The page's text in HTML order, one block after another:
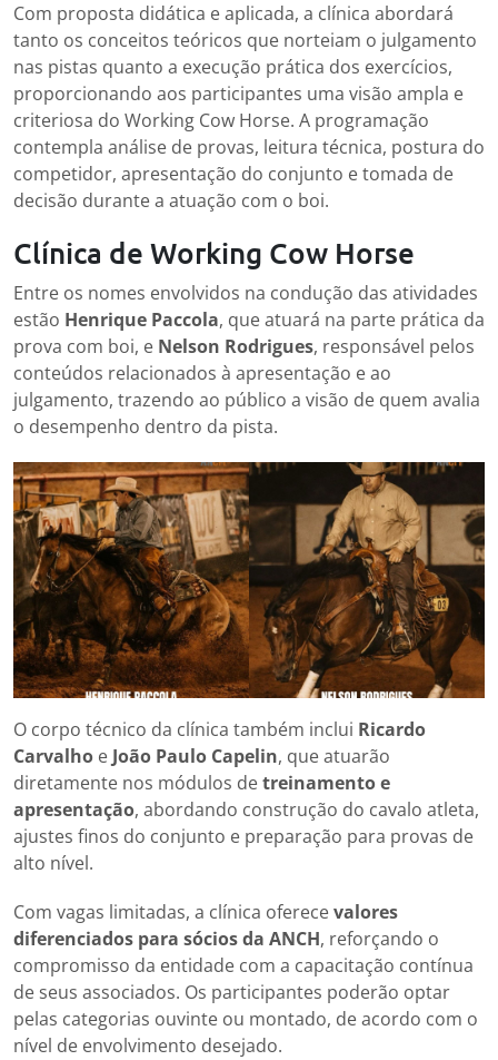
Com proposta didática e aplicada, a clínica abordará
tanto os conceitos teóricos que norteiam o julgamento
nas pistas quanto a execução prática dos exercícios,
proporcionando aos participantes uma visão ampla e
criteriosa do Working Cow Horse. A programação
contempla análise de provas, leitura técnica, postura do
competidor, apresentação do conjunto e tomada de
decisão durante a atuação com o boi.
Clínica de Working Cow Horse
Entre os nomes envolvidos na condução das atividades
estão Henrique Paccola, que atuará na parte prática da
prova com boi, e Nelson Rodrigues, responsável pelos
conteúdos relacionados à apresentação e ao
julgamento, trazendo ao público a visão de quem avalia
o desempenho dentro da pista.
O corpo técnico da clínica também inclui Ricardo
Carvalho e João Paulo Capelin, que atuarão
diretamente nos módulos detreinamento e
apresentação, abordando construção do cavalo atleta,
ajustes finos do conjunto e preparação para provas de
alto nível.
Com vagas limitadas, a clínica oferecevalores
diferenciados para sócios da ANCH, reforçando o
compromisso da entidade com a capacitação contínua
de seus associados. Os participantes poderão optar
pelas categorias ouvinte ou montado, de acordo com o
nível de envolvimento desejado.